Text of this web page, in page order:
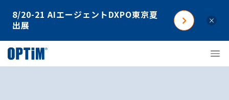
8/20-21 AIエージェントDXPO東京夏
出展
×